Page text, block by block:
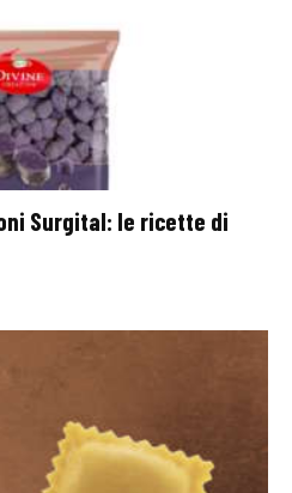
Surgital: le ricette di